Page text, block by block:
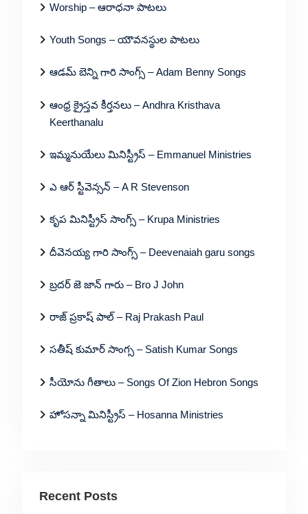
Worship – ఆరాధనా పాటలు
Youth Songs – యౌవనస్థుల పాటలు
ఆడమ్ బెన్ని గారి సాంగ్స్ – Adam Benny Songs
ఆంధ్ర క్రైస్తవ కీర్తనలు – Andhra Kristhava
Keerthanalu
ఇమ్మనుయేలు మినిస్ట్రీస్ – Emmanuel Ministries
ఎ ఆర్ స్టీవెన్సన్ – A R Stevenson
కృప మినిస్ట్రీస్ సాంగ్స్ – Krupa Ministries
దీవెనయ్య గారి సాంగ్స్ – Deevenaiah garu songs
బ్రదర్ జె జాన్ గారు – Bro J John
రాజ్ ప్రకాష్ పాల్ – Raj Prakash Paul
సతీష్ కుమార్ సాంగ్స – Satish Kumar Songs
సీయోను గీతాలు – Songs Of Zion Hebron Songs
హోసన్నా మినిస్ట్రీస్ – Hosanna Ministries
Recent Posts